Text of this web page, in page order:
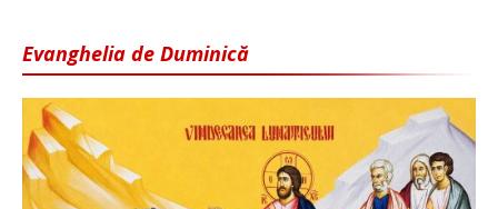
Evanghelia de Duminică